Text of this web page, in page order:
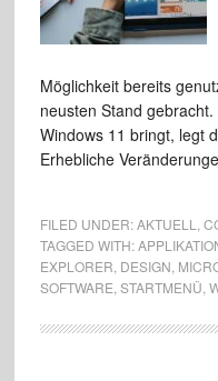
Möglichkeit bereits
neusten Stand
Windows 11 bringt, legt
Erhebliche
FILED UNDER:AKTUELL
TAGGED WITH:
EXPLORER DESIGN
SOFTWARE STARTMENÜ